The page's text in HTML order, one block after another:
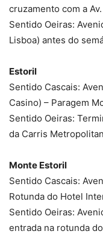
cruzamento com a
Sentido Oeiras:
Lisboa) antes do
Estoril
Sentido Cascais:
Casino) – Paragem
Sentido Oeiras:
da Carris
Monte Estoril
Sentido Cascais:
Rotunda do Hotel
Sentido Oeiras:
entrada na rotunda